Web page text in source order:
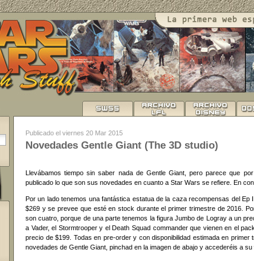
Publicado el viernes 20 Mar 2015
Novedades Gentle Giant (The 3D studio)
Llevábamos tiempo sin saber nada de Gentle Giant, pero parece que
publicado lo que son sus novedades en cuanto a Star Wars se refiere. En
Por un lado tenemos una fantástica estatua de la caza recompensas del
$269 y se prevee que esté en stock durante el primer trimestre de 2016.
son cuatro, porque de una parte tenemos la figura Jumbo de Logray a un
a Vader, el Stormtrooper y el Death Squad commander que vienen en el
precio de $199. Todas en pre-order y con disponibilidad estimada en
novedades de Gentle Giant, pinchad en la imagen de abajo y accederéis a su